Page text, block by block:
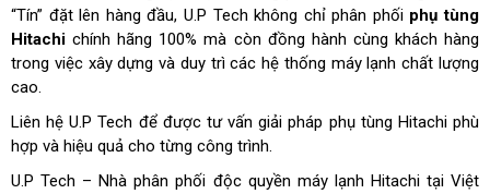
“Tín” đặt lên hàng đầu, U.P Tech không chỉ phân phối phụ tùng
Hitachi chính hãng 100% mà còn đồng hành cùng khách hàng
trong việc xây dựng và duy trì các hệ thống máy lạnh chất lượng
cao.
Liên hệ U.P Tech để được tư vấn giải pháp phụ tùng Hitachi phù
hợp và hiệu quả cho từng công trình.
U.P Tech – Nhà phân phối độc quyền máy lạnh Hitachi tại Việt